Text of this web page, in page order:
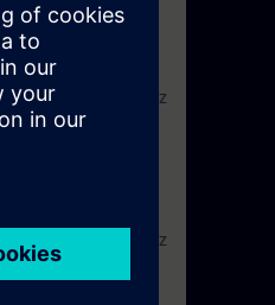
cours que vous avez
et un cours de
du cours de
cours que vous avez